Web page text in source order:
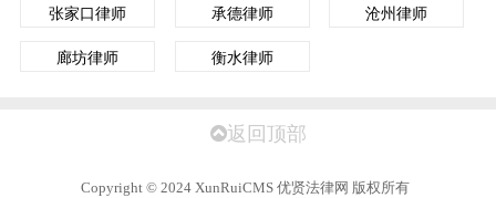
张家口律师 承德律师 沧州律师
廊坊律师 衡水律师
返回顶部
Copyright ©2024 XunRuiCMS 优贤法律网 版权所有